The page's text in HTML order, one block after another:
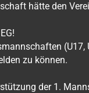
hätte den
zu können.
der 1.